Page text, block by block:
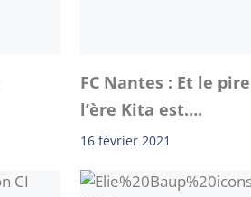
FC Nantes : Et le
l’ère Kita est….
16 février 2021